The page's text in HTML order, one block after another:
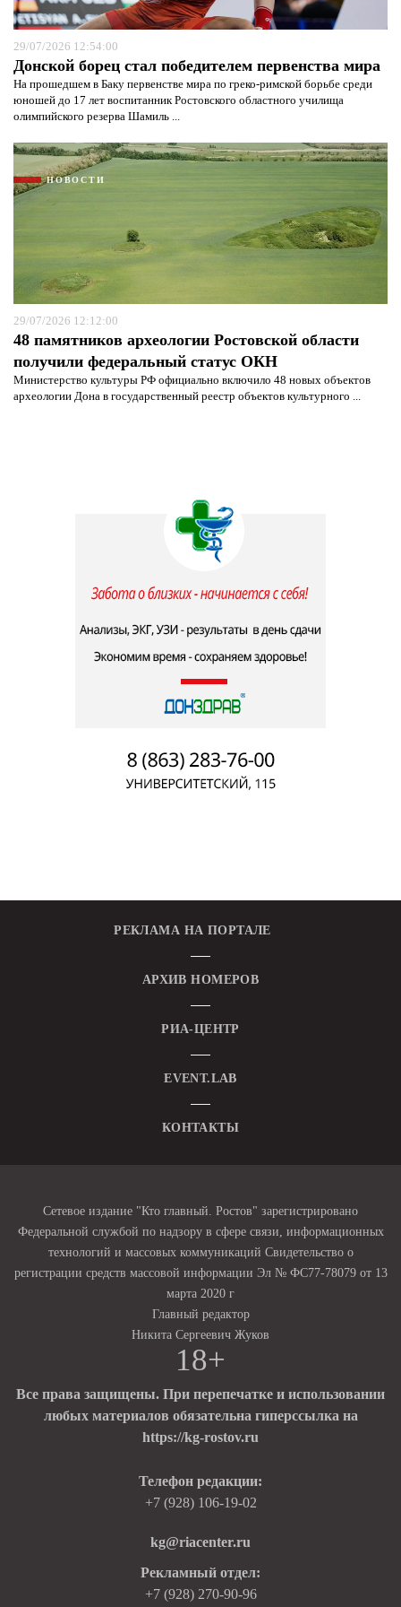
29/07/2026 12:54:00
Донской борец стал победителем первенства мира
На прошедшем в Баку первенстве мира по греко-римской борьбе среди
юношей до 17 лет воспитанник Ростовского областного училища
олимпийского резерва Шамиль ...
НОВОСТИ
29/07/2026 12:12:00
48 памятников археологии Ростовской области
получили федеральный статус ОКН
Министерство культуры РФ официально включило 48 новых объектов
археологии Дона в государственный реестр объектов культурного ...
РЕКЛАМА НА ПОРТАЛЕ
АРХИВ НОМЕРОВ
РИА-ЦЕНТР
EVENT.LAB
КОНТАКТЫ
Сетевое издание "Кто главный. Ростов" зарегистрировано
Федеральной службой по надзору в сфере связи, информационных
технологий и массовых коммуникаций Свидетельство о
регистрации средств массовой информации Эл № ФС77-78079 от 13
марта 2020 г
Главный редактор
Никита Сергеевич Жуков
18+
Все права защищены. При перепечатке и использовании
любых материалов обязательна гиперссылка на
https://kg-rostov.ru
Телефон редакции:
+7 (928) 106-19-02
kg@riacenter.ru
Рекламный отдел:
+7 (928) 270-90-96